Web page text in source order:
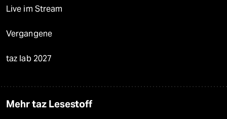
Live im Stream
Vergangene
taz lab 2027
Mehr taz Lesestoff